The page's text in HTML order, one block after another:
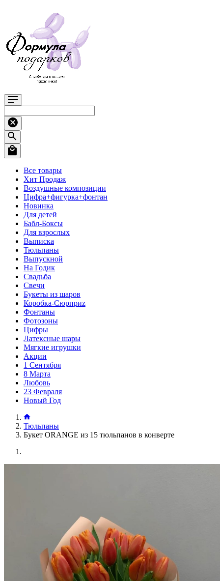
Все товары
Хит Продаж
Воздушные композиции
Цифра+фигурка+фонтан
Новинка
Для детей
Бабл-Боксы
Для взрослых
Выписка
Тюльпаны
Выпускной
На Годик
Свадьба
Свечи
Букеты из шаров
Коробка-Сюрприz
Фонтаны
Фотозоны
Цифры
Латексные шары
Мягкие игрушки
Акции
1 Сентября
8 Марта
Любовь
23 Февраля
Новый Год
Тюльпаны
Букет ORANGE из 15 тюльпанов в конверте